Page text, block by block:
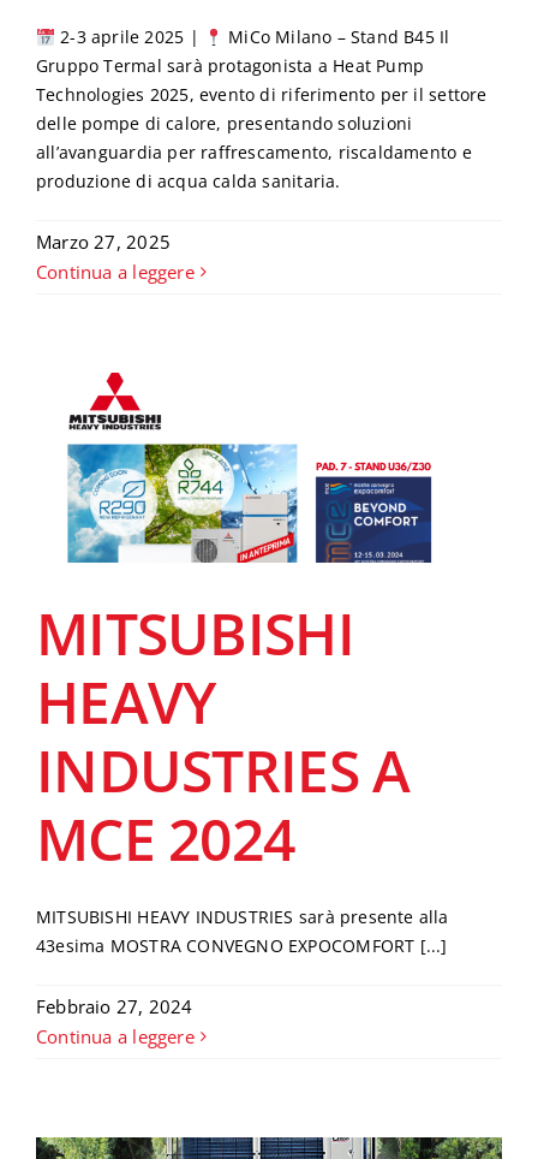
2-3 aprile 2025 |
MiCo Milano – Stand B45 Il
Gruppo Termal sarà protagonista a Heat Pump
Technologies 2025, evento di riferimento per il settore
delle pompe di calore, presentando soluzioni
all’avanguardia per raffrescamento, riscaldamento e
produzione di acqua calda sanitaria.
Marzo 27, 2025
Continua a leggere
MITSUBISHI
HEAVY
INDUSTRIES A
MCE 2024
MITSUBISHI HEAVY INDUSTRIES sarà presente alla
43esima MOSTRA CONVEGNO EXPOCOMFORT [...]
Febbraio 27, 2024
Continua a leggere